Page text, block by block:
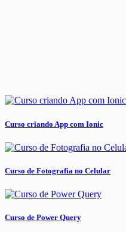
Curso criando App com Ionic
Curso de Fotografia no Celular
Curso de Power Query